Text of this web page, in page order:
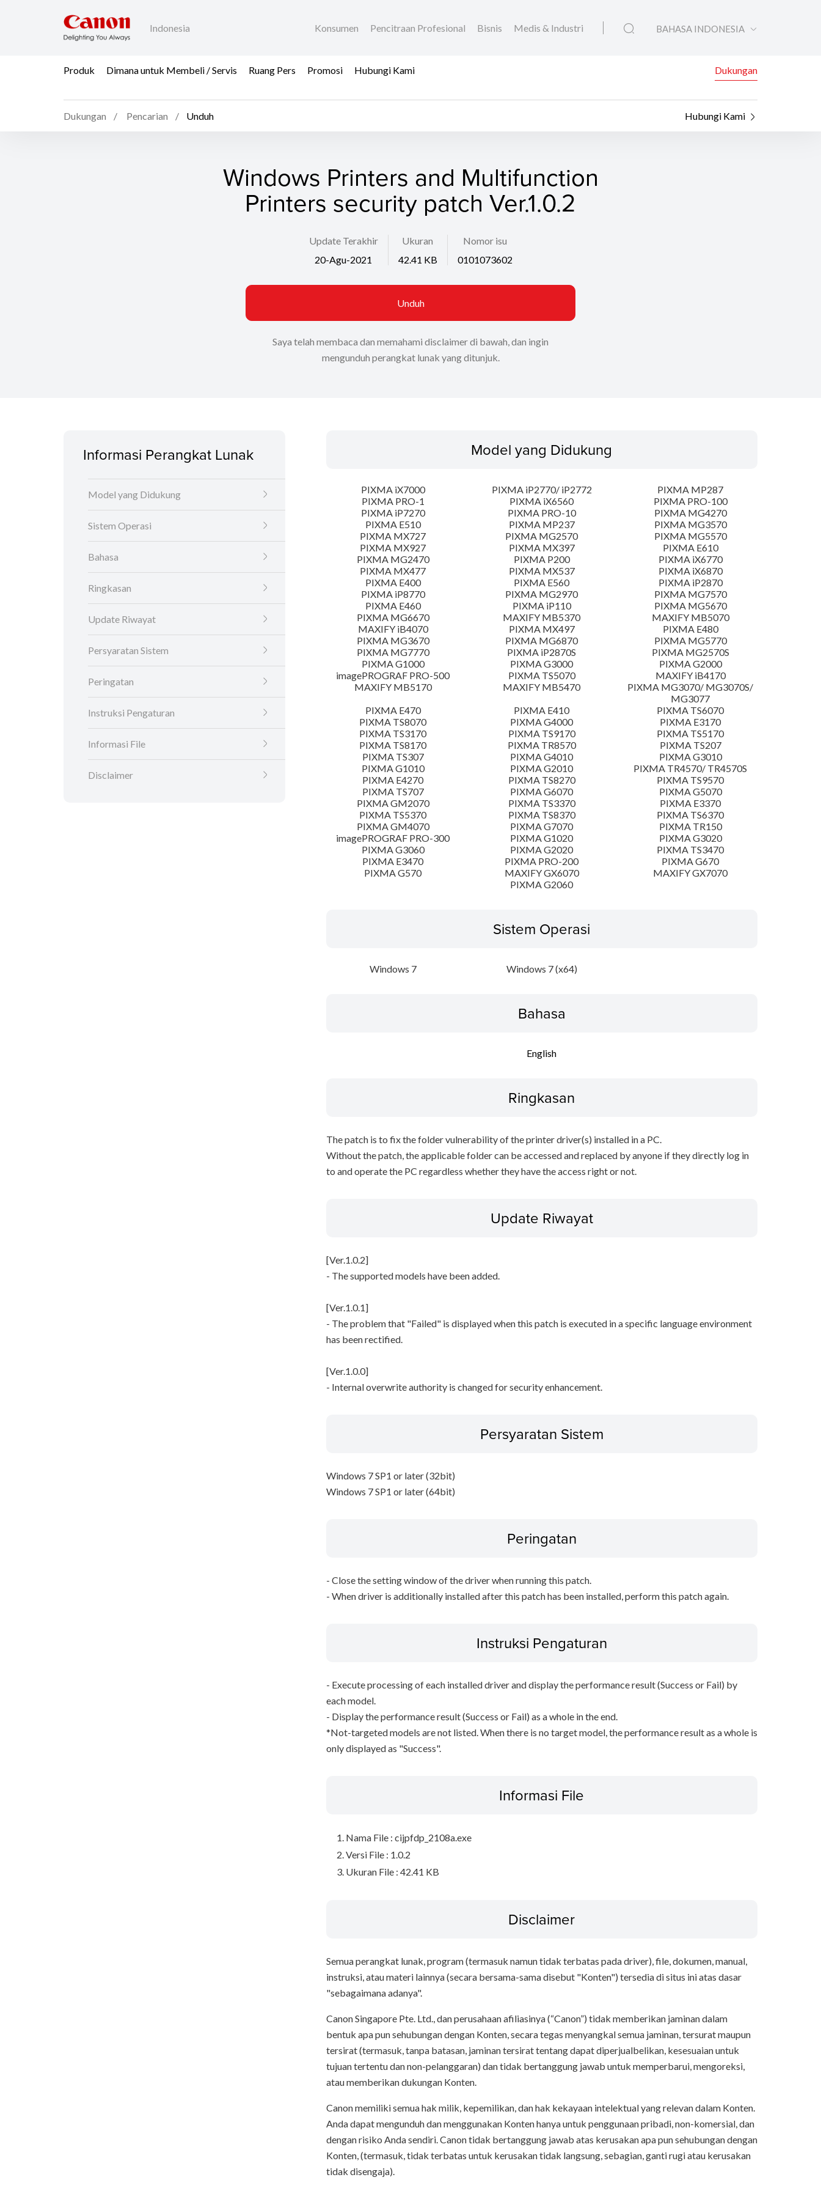
Indonesia Konsumen Pencitraan Profesional Bisnis Medis & Industri BAHASA INDONESIA
Produk Dimana untuk Membeli / Servis Ruang Pers Promosi Hubungi Kami Dukungan
Dukungan Pencarian Unduh Hubungi Kami
Windows Printers and Multifunction
Printers security patch Ver.1.0.2
Update Terakhir
20-Agu-2021
Ukuran
42.41 KB
Nomor isu
0101073602
Unduh
Saya telah membaca dan memahami disclaimer di bawah, dan ingin
mengunduh perangkat lunak yang ditunjuk.
Informasi Perangkat Lunak
Model yang Didukung
Sistem Operasi
Bahasa
Ringkasan
Update Riwayat
Persyaratan Sistem
Peringatan
Instruksi Pengaturan
Informasi File
Disclaimer
Model yang Didukung
PIXMA iX7000 PIXMA iP2770/ iP2772
PIXMA MP287
PIXMA PRO-1
PIXMA iX6560
PIXMA PRO-100
PIXMA iP7270
PIXMA PRO-10
PIXMA MG4270
PIXMA E510
PIXMA MP237
PIXMA MG3570
PIXMA MX727
PIXMA MG2570
PIXMA MG5570
PIXMA MX927
PIXMA MX397
PIXMA E610
PIXMA MG2470
PIXMA P200
PIXMA iX6770
PIXMA MX477
PIXMA MX537
PIXMA iX6870
PIXMA E400
PIXMA E560
PIXMA iP2870
PIXMA iP8770
PIXMA MG2970
PIXMA MG7570
PIXMA E460
PIXMA iP110
PIXMA MG5670
PIXMA MG6670
MAXIFY MB5370
MAXIFY MB5070
MAXIFY iB4070
PIXMA MX497
PIXMA E480
PIXMA MG3670
PIXMA MG6870
PIXMA MG5770
PIXMA MG7770
PIXMA iP2870S
PIXMA MG2570S
PIXMA G1000
PIXMA G3000
PIXMA G2000
imagePROGRAF PRO-500
PIXMA TS5070
MAXIFY iB4170
MAXIFY MB5170
MAXIFY MB5470
PIXMA MG3070/ MG3070S/
MG3077
PIXMA E470
PIXMA E410
PIXMA TS6070
PIXMA TS8070
PIXMA G4000
PIXMA E3170
PIXMA TS3170
PIXMA TS9170
PIXMA TS5170
PIXMA TS8170
PIXMA TR8570
PIXMA TS207
PIXMA TS307
PIXMA G4010
PIXMA G3010
PIXMA G1010
PIXMA G2010
PIXMA TR4570/ TR4570S
PIXMA E4270
PIXMA TS8270
PIXMA TS9570
PIXMA TS707
PIXMA G6070
PIXMA G5070
PIXMA GM2070
PIXMA TS3370
PIXMA E3370
PIXMA TS5370
PIXMA TS8370
PIXMA TS6370
PIXMA GM4070
PIXMA G7070
PIXMA TR150
imagePROGRAF PRO-300
PIXMA G1020
PIXMA G3020
PIXMA G3060
PIXMA G2020
PIXMA TS3470
PIXMA E3470
PIXMA PRO-200
PIXMA G670
PIXMA G570
MAXIFY GX6070
MAXIFY GX7070
PIXMA G2060
Sistem Operasi
Windows 7 Windows 7 (x64)
Bahasa
English
Ringkasan
The patch is to fix the folder vulnerability of the printer driver(s) installed in a PC.
Without the patch, the applicable folder can be accessed and replaced by anyone if they directly log in
to and operate the PC regardless whether they have the access right or not.
Update Riwayat
[Ver.1.0.2]
- The supported models have been added.
[Ver.1.0.1]
- The problem that "Failed" is displayed when this patch is executed in a specific language environment
has been rectified.
[Ver.1.0.0]
- Internal overwrite authority is changed for security enhancement.
Persyaratan Sistem
Windows 7 SP1 or later (32bit)
Windows 7 SP1 or later (64bit)
Peringatan
- Close the setting window of the driver when running this patch.
- When driver is additionally installed after this patch has been installed, perform this patch again.
Instruksi Pengaturan
- Execute processing of each installed driver and display the performance result (Success or Fail) by
each model.
- Display the performance result (Success or Fail) as a whole in the end.
*Not-targeted models are not listed. When there is no target model, the performance result as a whole is
only displayed as "Success".
Informasi File
Nama File : cijpfdp_2108a.exe
Versi File : 1.0.2
Ukuran File : 42.41 KB
Disclaimer
Semua perangkat lunak, program (termasuk namun tidak terbatas pada driver), file, dokumen, manual,
instruksi, atau materi lainnya (secara bersama-sama disebut "Konten") tersedia di situs ini atas dasar
"sebagaimana adanya".
Canon Singapore Pte. Ltd., dan perusahaan afiliasinya (“Canon”) tidak memberikan jaminan dalam
bentuk apa pun sehubungan dengan Konten, secara tegas menyangkal semua jaminan, tersurat maupun
tersirat (termasuk, tanpa batasan, jaminan tersirat tentang dapat diperjualbelikan, kesesuaian untuk
tujuan tertentu dan non-pelanggaran) dan tidak bertanggung jawab untuk memperbarui, mengoreksi,
atau memberikan dukungan Konten.
Canon memiliki semua hak milik, kepemilikan, dan hak kekayaan intelektual yang relevan dalam Konten.
Anda dapat mengunduh dan menggunakan Konten hanya untuk penggunaan pribadi, non-komersial, dan
dengan risiko Anda sendiri. Canon tidak bertanggung jawab atas kerusakan apa pun sehubungan dengan
Konten, (termasuk, tidak terbatas untuk kerusakan tidak langsung, sebagian, ganti rugi atau kerusakan
tidak disengaja).